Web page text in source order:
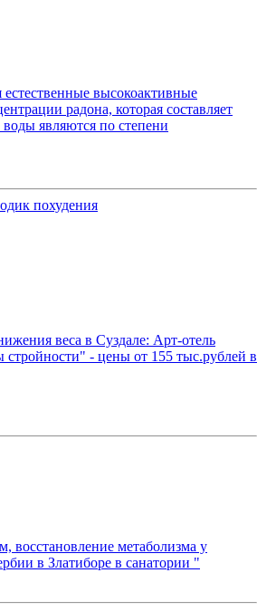
высокоактивные
радона, которая составляет
являются по степени
похудения
веса в Суздале: Арт-отель
- цены от 155 тыс.рублей в
восстановление метаболизма у
в Златиборе в санатории "